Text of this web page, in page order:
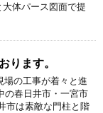
体パース図面で提
ります。
の工事が着々と進
の春日井市・一宮市
市は素敵な門柱と階